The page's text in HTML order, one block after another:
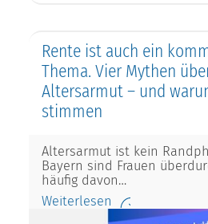
Rente ist auch ein
Thema. Vier Mythen
Altersarmut – und
stimmen
Altersarmut ist kein
Bayern sind Frauen
häufig davon…
Weiterlesen